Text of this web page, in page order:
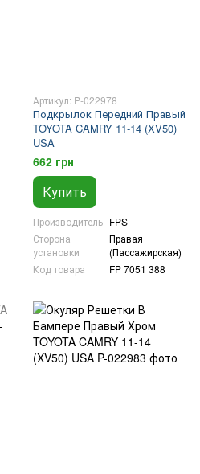
Артикул: P-022978
Подкрылок Передний Правый
TOYOTA CAMRY 11-14 (XV50)
USA
662 грн
Купить
Производитель FPS
Сторона
установки
Правая
(Пассажирская)
Код товара
FP 7051 388